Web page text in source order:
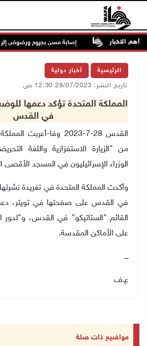
أهم الاخبار
الخدمات إصابة مسن بجروح ورضوض إثر
الرئيسية أخبار دولية
تاريخ النشر: 28/07/2023 12:30 ص
المملكة المتحدة تؤكد دعمها
في القدس
القدس 28-7-2023 وفا-
من "الزيارة الاستفزازية واللغة
الوزراء الإسرائيليون في المسجد الأقصى
وأكدت المملكة المتحدة في تغريدة نشرتها
في القدس على صفحتها في تويتر،
القائم "الستاتيكو" في القدس، و"لدور
على الأماكن المقدسة.
ــــ
ع.ف
مواضيع ذات صلة